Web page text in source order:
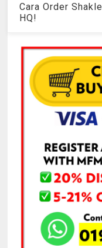
Cara Order
HQ!